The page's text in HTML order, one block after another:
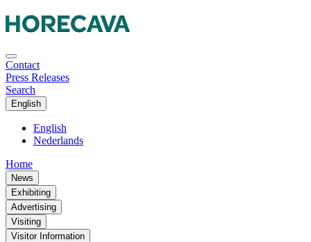
Contact
Press Releases
Search
English
English
Nederlands
Home
News
Exhibiting
Advertising
Visiting
Visitor Information